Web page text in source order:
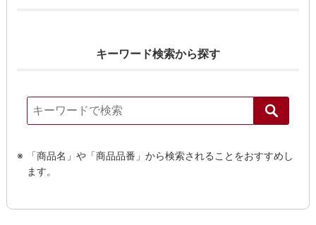
キーワード検索から探す
「商品名」や「商品品番」から検索されることをおすすめし
ます。